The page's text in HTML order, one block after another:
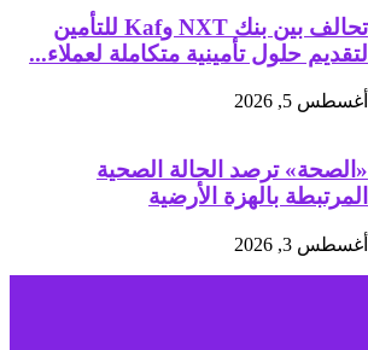
تحالف بين بنك NXT وKaf للتأمين
لتقديم حلول تأمينية متكاملة لعملاء...
أغسطس 5, 2026
«الصحة» ترصد الحالة الصحية
المرتبطة بالهزة الأرضية
أغسطس 3, 2026